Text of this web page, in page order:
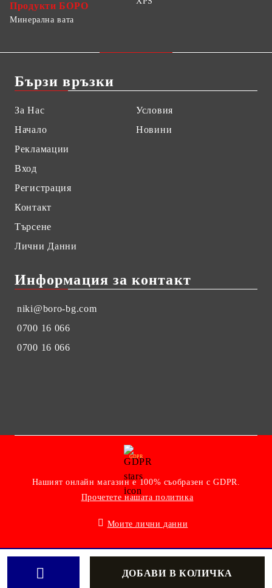
Продукти БОРО
Минерална вата
Бързи връзки
За Нас
Начало
Рекламации
Вход
Регистрация
Контакт
Търсене
Лични Данни
Условия
Новини
Информация за контакт
niki@boro-bg.com
0700 16 066
0700 16 066
GDPR
Нашият онлайн магазин е 100% съобразен с GDPR.
Прочетете нашата политика
Моите лични данни